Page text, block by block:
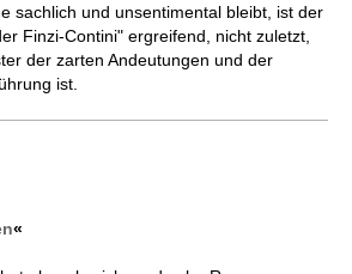
sachlich und unsentimental bleibt, ist der
Finzi-Contini" ergreifend, nicht zuletzt,
der zarten Andeutungen und der
ist.
«